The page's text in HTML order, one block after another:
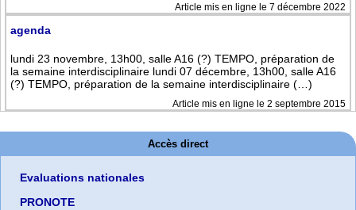
Article mis en ligne le 7 décembre 2022
agenda
lundi 23 novembre, 13h00, salle A16 (?) TEMPO, préparation de
la semaine interdisciplinaire lundi 07 décembre, 13h00, salle A16
(?) TEMPO, préparation de la semaine interdisciplinaire (…)
Article mis en ligne le 2 septembre 2015
Accès direct
Evaluations nationales
PRONOTE